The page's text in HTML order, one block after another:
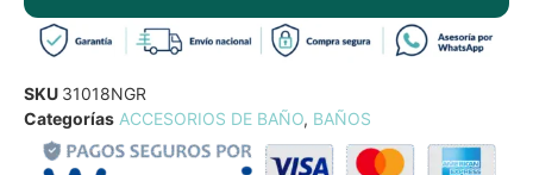
SKU 31018NGR
Categorías ACCESORIOS DE BAÑO, BAÑOS